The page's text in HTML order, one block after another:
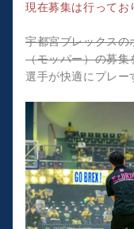
現在募集は行ってお
宇都宮ブレックスの
（モッパー）の募集
選手が快適にプレー